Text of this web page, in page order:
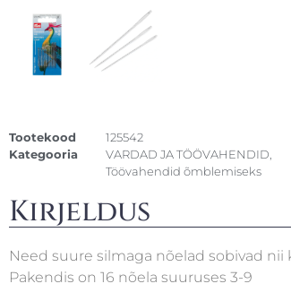
Tootekood
125542
Kategooria
VARDAD JA TÖÖVAHENDID
Töövahendid õmblemiseks
Kirjeldus
Need suure silmaga nõelad sobivad
Pakendis on 16 nõela suuruses 3-9